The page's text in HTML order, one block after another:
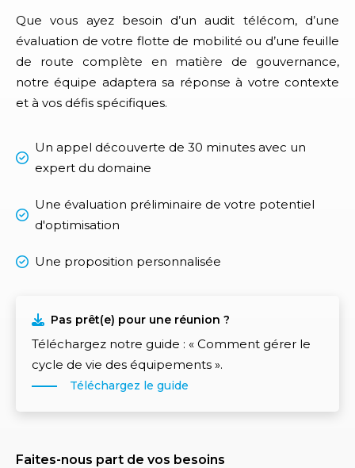
Que vous ayez besoin d’un audit télécom, d’une
évaluation de votre flotte de mobilité ou d’une feuille
de route complète en matière de gouvernance,
notre équipe adaptera sa réponse à votre contexte
et à vos défis spécifiques.
Un appel découverte de 30 minutes avec un
expert du domaine
Une évaluation préliminaire de votre potentiel
d'optimisation
Une proposition personnalisée
Pas prêt(e) pour une réunion ?
Téléchargez notre guide : « Comment gérer le
cycle de vie des équipements ».
Téléchargez le guide
Faites-nous part de vos besoins